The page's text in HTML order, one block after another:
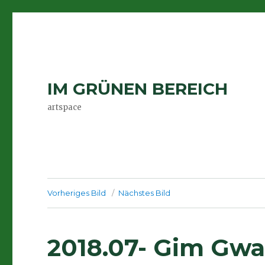
IM GRÜNEN BEREICH
artspace
Vorheriges Bild Nächstes Bild
2018.07- Gim